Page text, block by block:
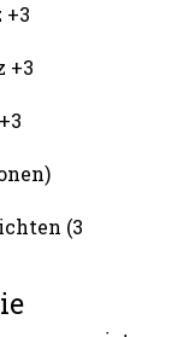
+3
+3
(3